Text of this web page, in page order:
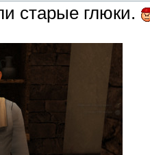
старые глюки.